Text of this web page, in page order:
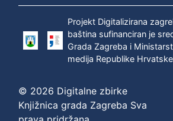
Projekt Digitalizirana
baština sufinanciran je
Grada Zagreba i
medija Republike Hrvatske
© 2026 Digitalne zbirke
Knjižnica grada Zagreba Sva